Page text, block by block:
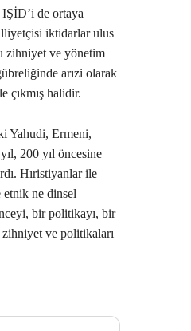
de ortaya
iktidarlar ulus
zihniyet ve yönetim
arızi olarak
çıkmış halidir.
Yahudi, Ermeni,
200 yıl öncesine
Hıristiyanlar ile
etnik ne dinsel
bir politikayı, bir
ve politikaları